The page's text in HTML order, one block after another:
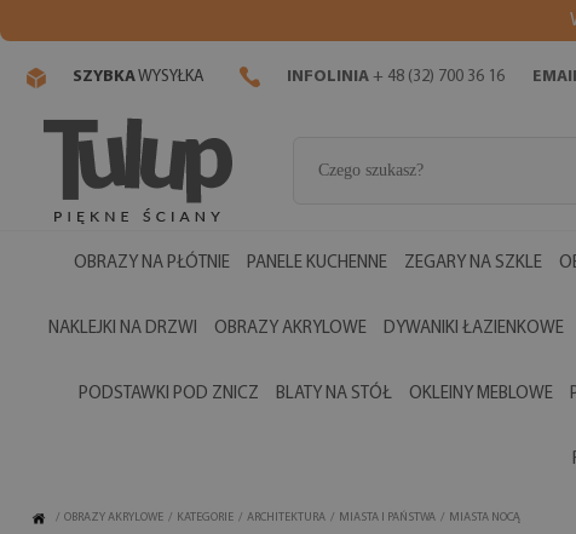
SZYBKAWYSYŁKA INFOLINIA + 48 (32) 700 36 16
OBRAZY NA PŁÓTNIE PANELE KUCHENNE ZEGARY NA SZKLE
NAKLEJKI NA DRZWI OBRAZY AKRYLOWE DYWANIKI ŁAZIENKOWE
PODSTAWKI POD ZNICZ BLATY NA STÓŁ OKLEINY MEBLOWE
/ OBRAZY AKRYLOWE / KATEGORIE / ARCHITEKTURA / MIASTA I PAŃSTWA / MIASTA NOCĄ